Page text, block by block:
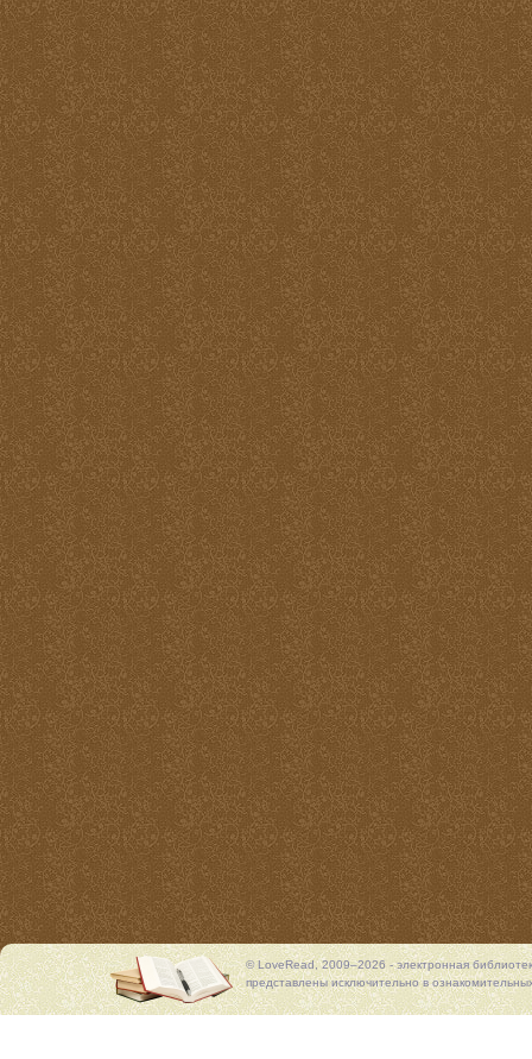
© LoveRead, 2009–2026 - электронная
представлены исключительно в